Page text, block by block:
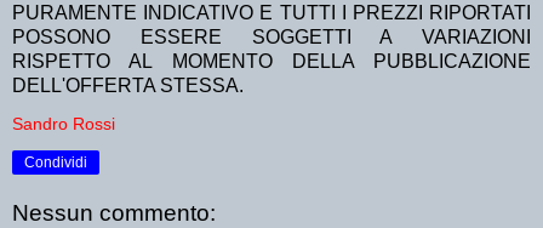
PURAMENTE INDICATIVO E TUTTI I PREZZI RIPORTATI
POSSONO ESSERE SOGGETTI A VARIAZIONI
RISPETTO AL MOMENTO DELLA PUBBLICAZIONE
DELL'OFFERTA STESSA.
Sandro Rossi
Condividi
Nessun commento: